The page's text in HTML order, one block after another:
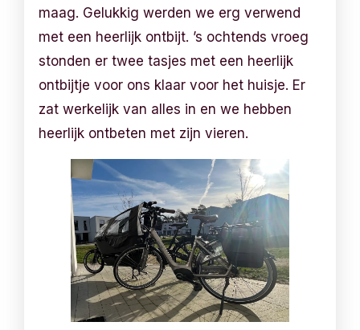
maag. Gelukkig werden we erg verwend
met een heerlijk ontbijt. ’s ochtends vroeg
stonden er twee tasjes met een heerlijk
ontbijtje voor ons klaar voor het huisje. Er
zat werkelijk van alles in en we hebben
heerlijk ontbeten met zijn vieren.